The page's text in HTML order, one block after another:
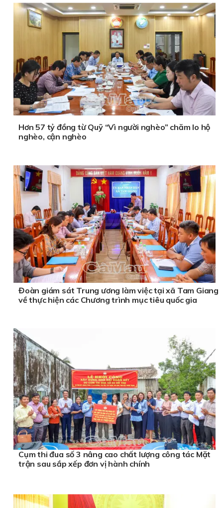
Hơn 57 tỷ đồng từ Quỹ “Vì người nghèo” chăm lo hộ
nghèo, cận nghèo
Đoàn giám sát Trung ương làm việc tại xã Tam Giang
về thực hiện các Chương trình mục tiêu quốc gia
Cụm thi đua số 3 nâng cao chất lượng công tác Mặt
trận sau sắp xếp đơn vị hành chính